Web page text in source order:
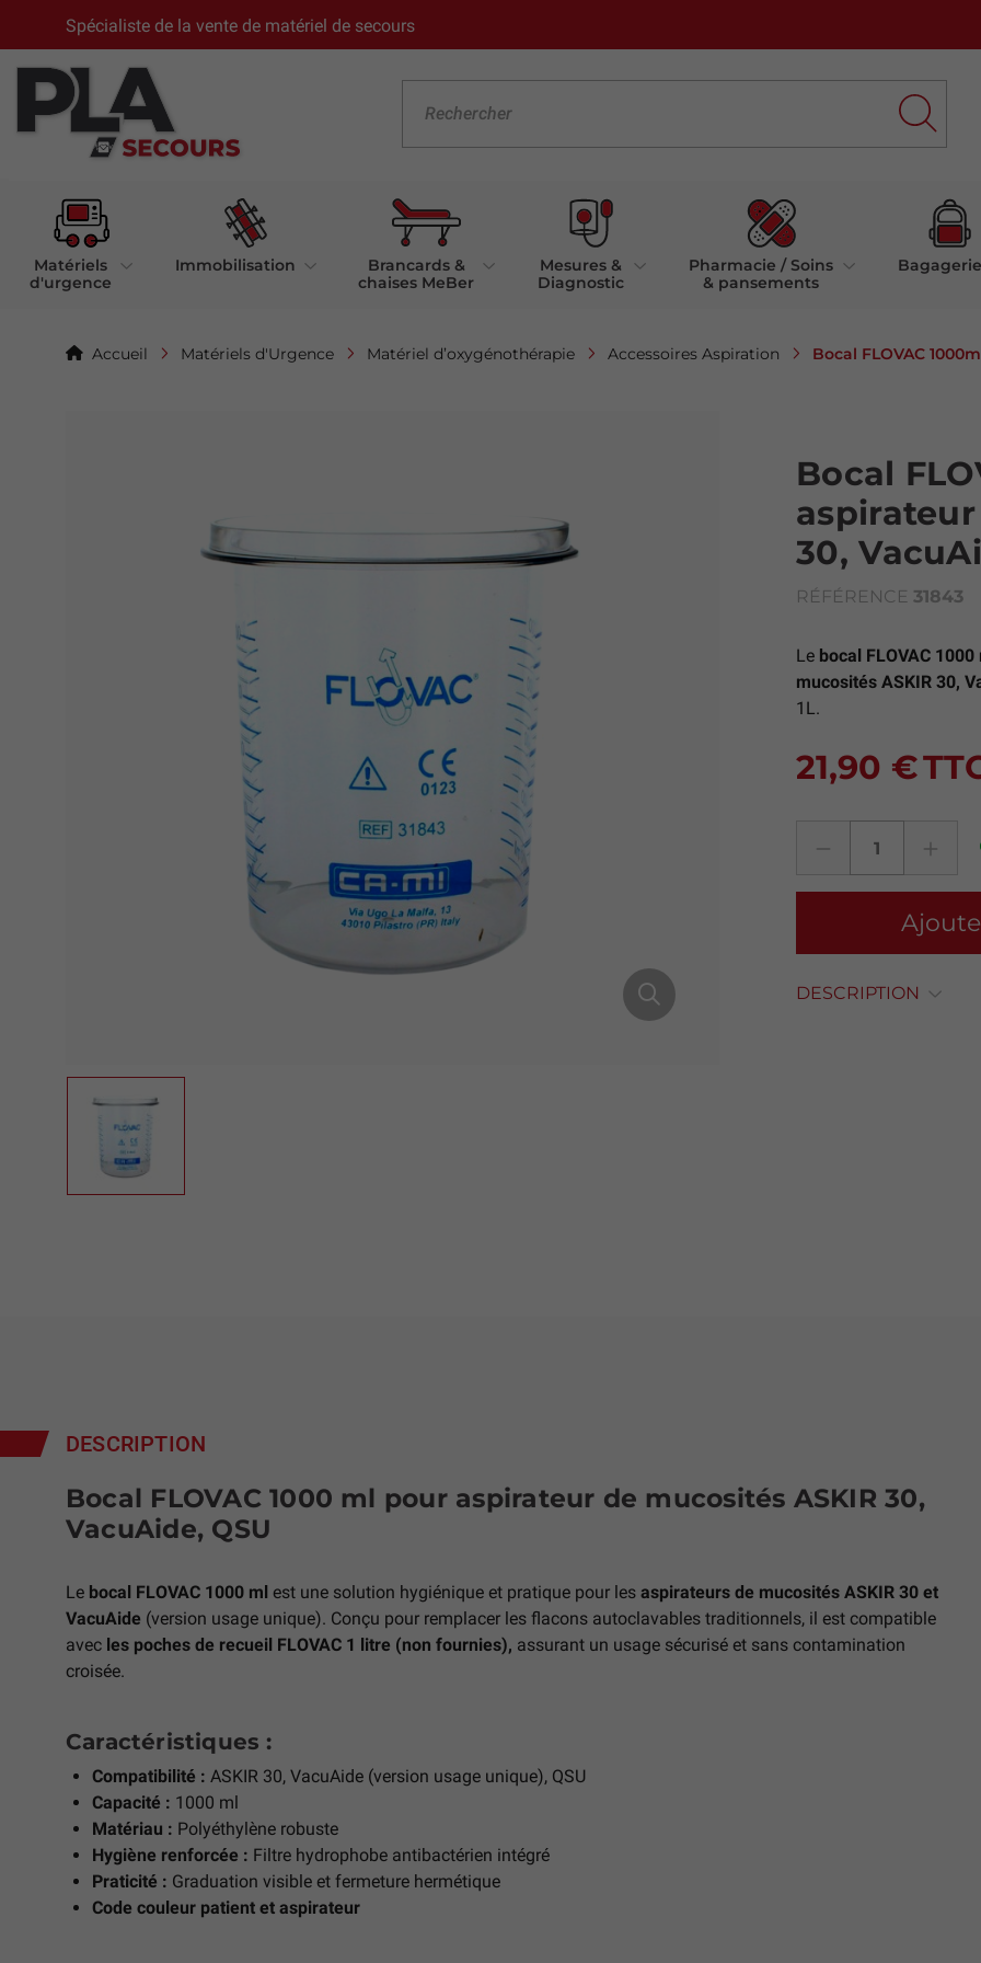
Spécialiste de la vente de matériel de secours
Matériels
d'urgence
Immobilisation
Brancards &
chaises MeBer
Mesures &
Diagnostic
Pharmacie / Soins
& pansements
Bagagerie
Accueil Matériels d'Urgence Matériel d’oxygénothérapie Accessoires Aspiration Bocal FLOVAC
Bocal
30,
RÉFÉRENCE 31843
Le bocal FLOVAC 1000
mucosités ASKIR 30,
1L.
21,90 €
DESCRIPTION
DESCRIPTION
Bocal FLOVAC 1000 ml pour aspirateur de mucosités ASKIR 30,
VacuAide, QSU
Le bocal FLOVAC 1000 ml est une solution hygiénique et pratique pour les aspirateurs de mucosités ASKIR 30 et
VacuAide (version usage unique). Conçu pour remplacer les flacons autoclavables traditionnels, il est compatible
avec les poches de recueil FLOVAC 1 litre (non fournies), assurant un usage sécurisé et sans contamination
croisée.
Caractéristiques :
Compatibilité : ASKIR 30, VacuAide (version usage unique), QSU
Capacité : 1000 ml
Matériau : Polyéthylène robuste
Hygiène renforcée : Filtre hydrophobe antibactérien intégré
Praticité : Graduation visible et fermeture hermétique
Code couleur patient et aspirateur